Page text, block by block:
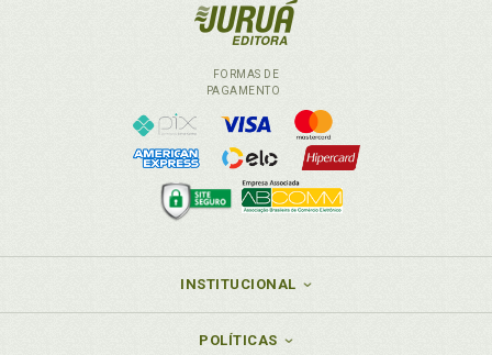
FORMAS DE
PAGAMENTO
INSTITUCIONAL
POLÍTICAS